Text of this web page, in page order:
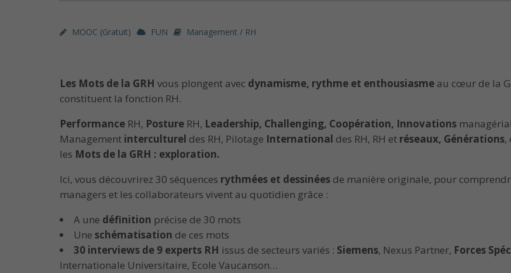
MOOC (gratuit) FUN Management / RH
Les Mots de la GRH vous plongent avec dynamisme, rythme et enthousiasme au cœur de la
constituent la fonction RH.
Performance RH, Posture RH, Leadership, Challenging, Coopération, Innovations
Management interculturel des RH, Pilotage International des RH, RH et réseaux, Générations,
les Mots de la GRH : exploration.
Ici, vous découvrirez 30 séquences rythmées et dessinées de manière originale, pour
managers et les collaborateurs vivent au quotidien grâce :
A une définition précise de 30 mots
Une schématisation de ces mots
30 interviews de 9 experts RH issus de secteurs variés : Siemens, Nexus Partner, Forces
Internationale Universitaire, Ecole Vaucanson…